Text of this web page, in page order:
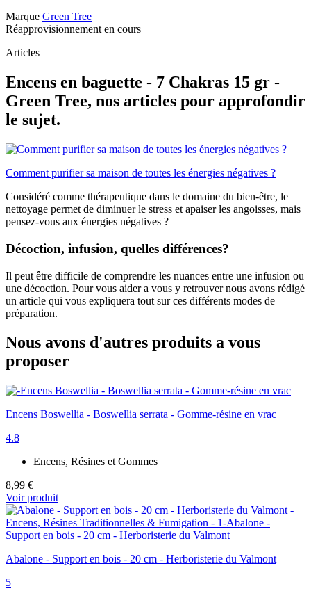
Marque Green Tree
Réapprovisionnement en cours
Articles
Encens en baguette - 7 Chakras 15 gr -
Green Tree, nos articles pour approfondir
le sujet.
Comment purifier sa maison de toutes les énergies négatives ?
Considéré comme thérapeutique dans le domaine du bien-être, le
nettoyage permet de diminuer le stress et apaiser les angoisses, mais
pensez-vous aux énergies négatives ?
Décoction, infusion, quelles différences?
Il peut être difficile de comprendre les nuances entre une infusion ou
une décoction. Pour vous aider a vous y retrouver nous avons rédigé
un article qui vous expliquera tout sur ces différents modes de
préparation.
Nous avons d'autres produits a vous
proposer
Encens Boswellia - Boswellia serrata - Gomme-résine en vrac
4.8
Encens, Résines et Gommes
8,99 €
Voir produit
Abalone - Support en bois - 20 cm - Herboristerie du Valmont
5